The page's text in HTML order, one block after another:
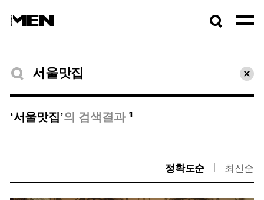
검색결과
초기
‘서울맛집’의 검색결과 1
정확도순 최신순